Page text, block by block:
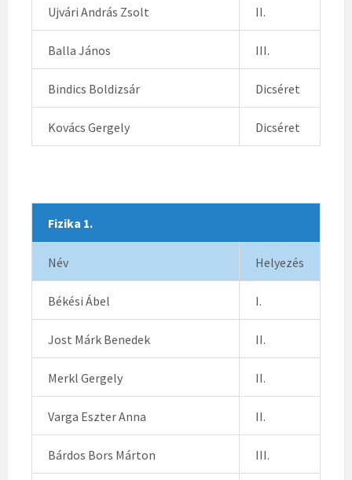
Ujvári András Zsolt II.
Balla János III.
Bindics Boldizsár Dicséret
Kovács Gergely Dicséret
Fizika 1.
Név Helyezés
Békési Ábel I.
Jost Márk Benedek II.
Merkl Gergely II.
Varga Eszter Anna II.
Bárdos Bors Márton III.